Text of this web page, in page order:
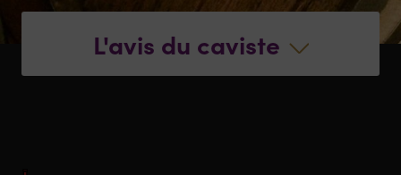
L'avis du caviste